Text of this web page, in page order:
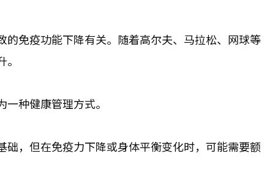
免疫功能下降有关。随着高尔夫、马拉松、网球等
种健康管理方式。
，但在免疫力下降或身体平衡变化时，可能需要额